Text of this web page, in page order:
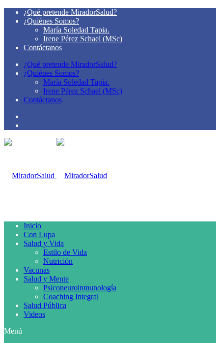
¿Qué pretende MiradorSalud?
¿Quiénes Somos?
María Soledad Tapia.
Irene Pérez Schael (MSc)
Contáctanos
¿Qué pretende MiradorSalud?
¿Quiénes Somos?
María Soledad Tapia.
Irene Pérez Schael (MSc)
Contáctanos
Inicio
Con Lupa
Salud y Vida
Estilo de Vida
Nutrición
Vacunas
Salud y Mente
Psiconeuroinmunología
Coaching Integral
Salud Pública
Videos
Menú